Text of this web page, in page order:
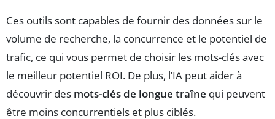
Ces outils sont capables de fournir des données sur le
volume de recherche, la concurrence et le potentiel de
trafic, ce qui vous permet de choisir les mots-clés avec
le meilleur potentiel ROI. De plus, l’IA peut aider à
découvrir des mots-clés de longue traîne qui peuvent
être moins concurrentiels et plus ciblés.